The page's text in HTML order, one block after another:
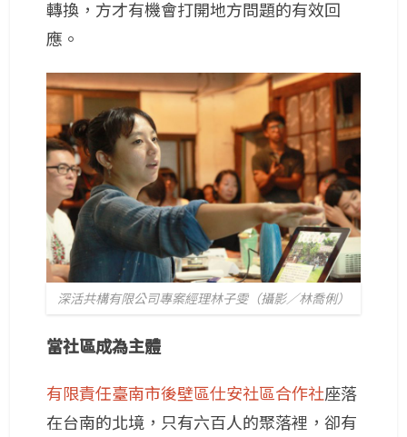
轉換，方才有機會打開地方問題的有效回
應。
深活共構有限公司專案經理林子雯（攝影／林喬俐）
當社區成為主體
有限責任臺南市後壁區仕安社區合作社座落
在台南的北境，只有六百人的聚落裡，卻有